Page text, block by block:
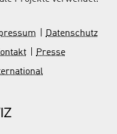
Datenschutz
Presse